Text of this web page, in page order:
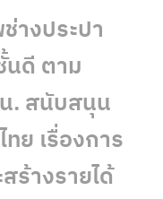
างประปา
นดี ตาม
. สนับสนุน
ย เรื่องการ
างรายได้